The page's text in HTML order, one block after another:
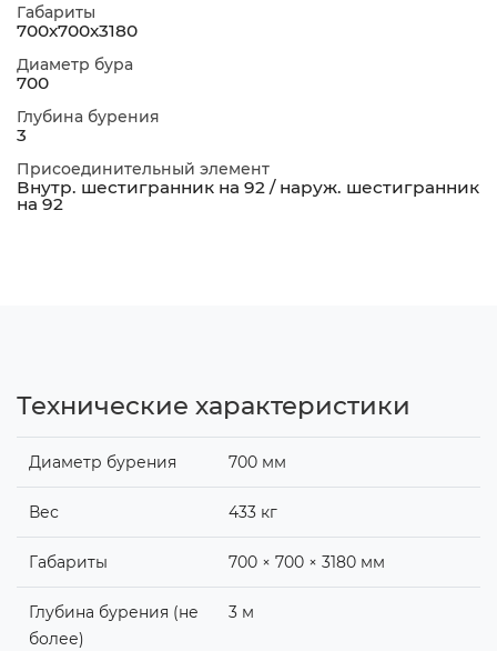
Габариты
700х700х3180
Диаметр бура
700
Глубина бурения
3
Присоединительный элемент
Внутр. шестигранник на 92 / наруж. шестигранник
на 92
Технические характеристики
Диаметр бурения 700 мм
Вес 433 кг
Габариты 700 × 700 × 3180 мм
Глубина бурения (не
более)
3 м